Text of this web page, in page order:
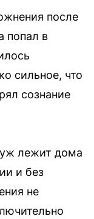
после
попал в
сильное, что
сознание
лежит дома
и без
не